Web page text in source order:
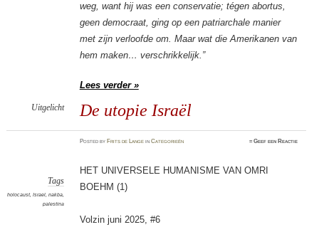
weg, want hij was een conservatie; tégen abortus,
geen democraat, ging op een patriarchale manier
met zijn verloofde om. Maar wat die Amerikanen van
hem maken… verschrikkelijk.”
Lees verder »
De utopie Israël
Uitgelicht
Postedby Frits de Lange inCategorieën ≈Geef een Reactie
Tags
holocaust, Israel, nakba,
palestina
HET UNIVERSELE HUMANISME VAN OMRI
BOEHM (1)
Volzin juni 2025, #6